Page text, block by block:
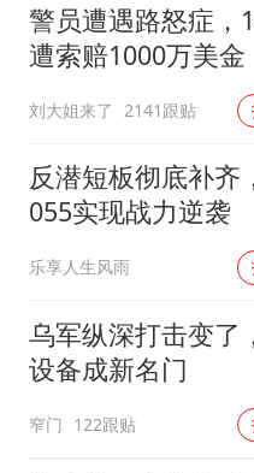
中
韩
龚
中
警员遭遇路怒症，
遭索赔1000万美金
刘大姐来了 2141跟贴
反潜短板彻底补齐
055实现战力逆袭
乐享人生风雨
乌军纵深打击变了
设备成新名门
窄门 122跟贴